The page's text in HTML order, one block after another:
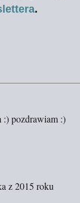
.
:) pozdrawiam :)
z 2015 roku